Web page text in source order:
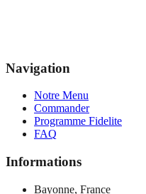
Navigation
Notre Menu
Commander
Programme Fidelite
FAQ
Informations
Bayonne, France